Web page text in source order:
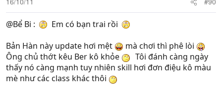
@Bể Bi :
Em có bạn trai rồi
Bản Hàn này update hơi mệt
mà chơi thì phê lòi
Ông chủ thớt kêu Ber kô khỏe
Tôi đánh càng ngày
thấy nó càng mạnh tuy nhiên skill hơi đơn điệu kô màu
mè như các class khác thôi